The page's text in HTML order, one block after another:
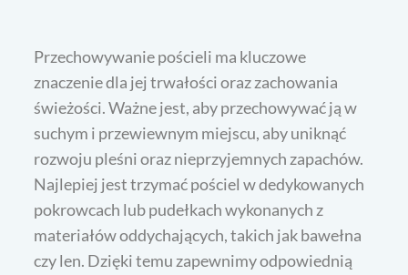
Przechowywanie pościeli ma kluczowe
znaczenie dla jej trwałości oraz zachowania
świeżości. Ważne jest, aby przechowywać ją w
suchym i przewiewnym miejscu, aby uniknąć
rozwoju pleśni oraz nieprzyjemnych zapachów.
Najlepiej jest trzymać pościel w dedykowanych
pokrowcach lub pudełkach wykonanych z
materiałów oddychających, takich jak bawełna
czy len. Dzięki temu zapewnimy odpowiednią